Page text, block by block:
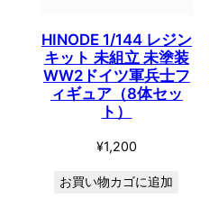
HINODE 1/144 レジン
キット 未組立 未塗装
WW2ドイツ軍兵士フ
ィギュア（8体セッ
ト）
¥1,200
お買い物カゴに追加